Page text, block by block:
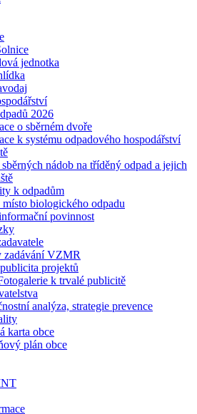
jednotka
2026
o sběrném dvoře
k systému odpadového hospodářství
sběrných nádob na tříděný odpad a jejich
k odpadům
místo biologického odpadu
povinnost
zadávání VZMR
projektů
k trvalé publicitě
analýza, strategie prevence
karta obce
plán obce